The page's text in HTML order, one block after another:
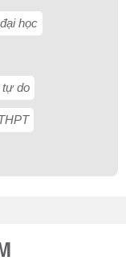
học
tự do